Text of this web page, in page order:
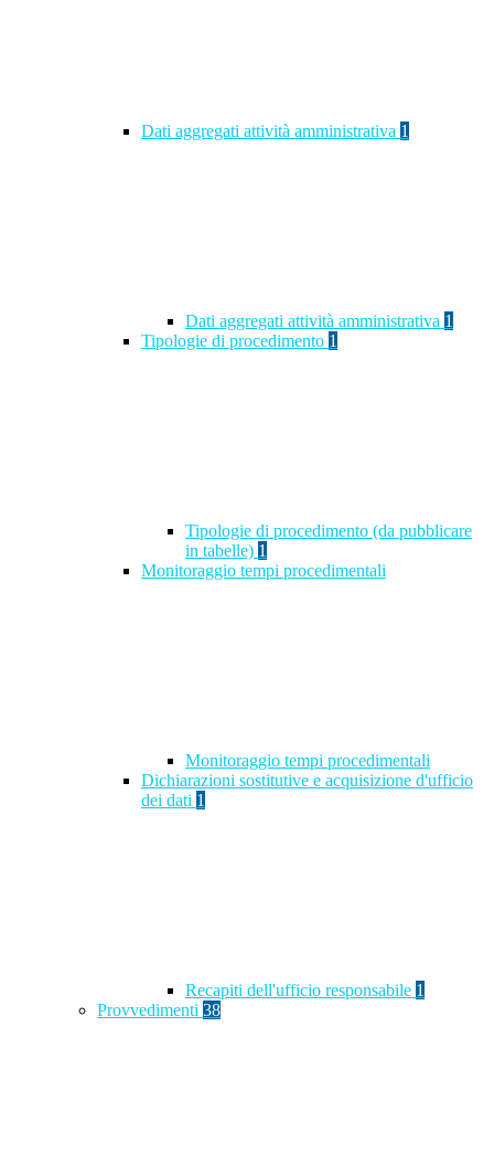
Dati aggregati attività amministrativa 1
Dati aggregati attività amministrativa 1
Tipologie di procedimento 1
Tipologie di procedimento (da pubblicare
in tabelle) 1
Monitoraggio tempi procedimentali
Monitoraggio tempi procedimentali
Dichiarazioni sostitutive e acquisizione d'ufficio
dei dati 1
Recapiti dell'ufficio responsabile 1
Provvedimenti 38